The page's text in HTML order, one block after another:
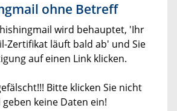
ohne Betreff
wird behauptet, 'Ihr
Zertifikat läuft bald ab' und Sie
auf einen Link klicken.
Bitte klicken Sie nicht
keine Daten ein!